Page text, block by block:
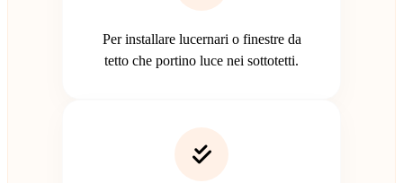
Per installare lucernari o finestre da
tetto che portino luce nei sottotetti.